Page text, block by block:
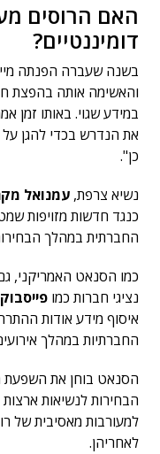
האם הרוסים
דומיננטיים?
בשנה שעברה הפנתה
והאשימה אותה בהפצת
במידע שגוי. באותו
את הנדרש בכדי להגן על
כן".
נשיא צרפת, עמנואל
כנגד חדשות מזויפות
החברתית במהלך
כמו הסנאט האמריקני,
נציגי חברות כמו פייסבוק
איסוף מידע אודות
החברתיות במהלך
הסנאט בוחן את השפעת
למעורבות מאסיבית של
לאחריהן.